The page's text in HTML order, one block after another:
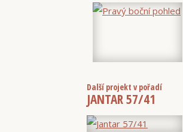
Další projekt v pořadí
JANTAR 57/41